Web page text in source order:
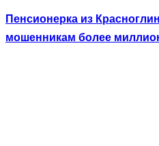
Пенсионерка из
мошенникам более